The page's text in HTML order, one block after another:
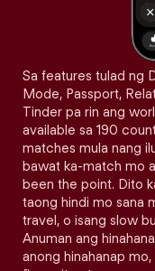
Sa features tulad ng
Mode, Passport,
Tinder pa rin ang
available sa 190
matches mula nang
bawat ka-match mo
been the point. Dito
taong hindi mo sana
travel, o isang slow
Anuman ang
anong hinahanap